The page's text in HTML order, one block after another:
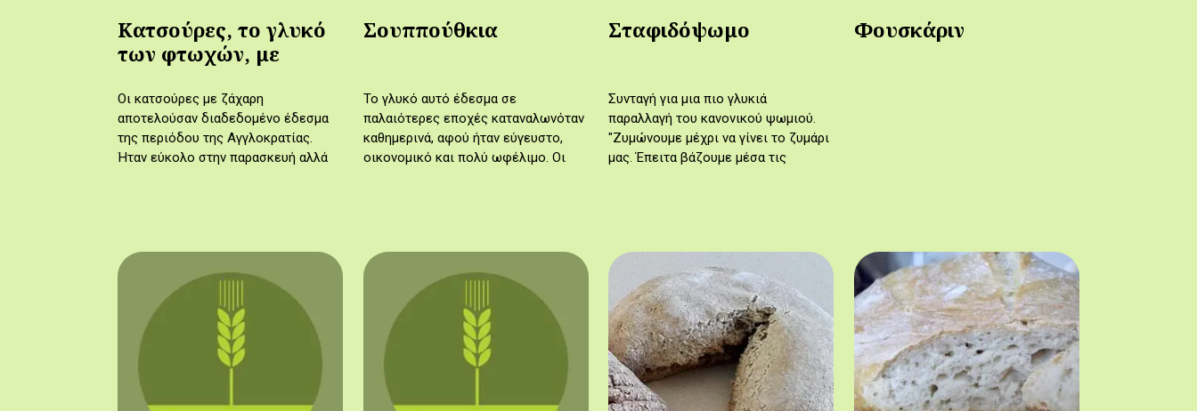
Κατσούρες, το γλυκό
των φτωχών, με
Οι κατσούρες με ζάχαρη
αποτελούσαν διαδεδομένο έδεσμα
της περιόδου της Αγγλοκρατίας.
Ήταν εύκολο στην παρασκευή αλλά
Σουππούθκια
Το γλυκό αυτό έδεσμα σε
παλαιότερες εποχές καταναλωνόταν
καθημερινά, αφού ήταν εύγευστο,
οικονομικό και πολύ ωφέλιμο. Οι
Σταφιδόψωμο
Συνταγή για μια πιο γλυκιά
παραλλαγή του κανονικού ψωμιού.
"Ζυμώνουμε μέχρι να γίνει το ζυμάρι
μας. Έπειτα βάζουμε μέσα τις
Φουσκάριν